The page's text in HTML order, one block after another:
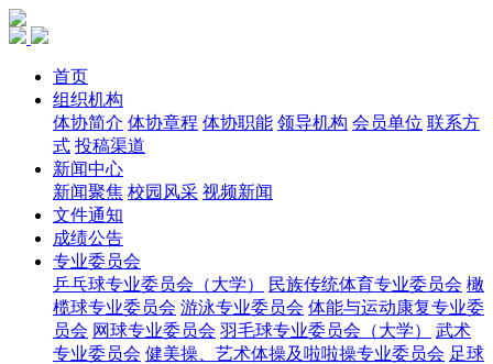
首页
组织机构
体协简介 体协章程 体协职能 领导机构 会员单位 联系方
式 投稿渠道
新闻中心
新闻聚焦 校园风采 视频新闻
文件通知
成绩公告
专业委员会
乒乓球专业委员会（大学）
民族传统体育专业委员会 橄
榄球专业委员会 游泳专业委员会 体能与运动康复专业委
员会 网球专业委员会 羽毛球专业委员会（大学）
武术
专业委员会 健美操、艺术体操及啦啦操专业委员会 足球